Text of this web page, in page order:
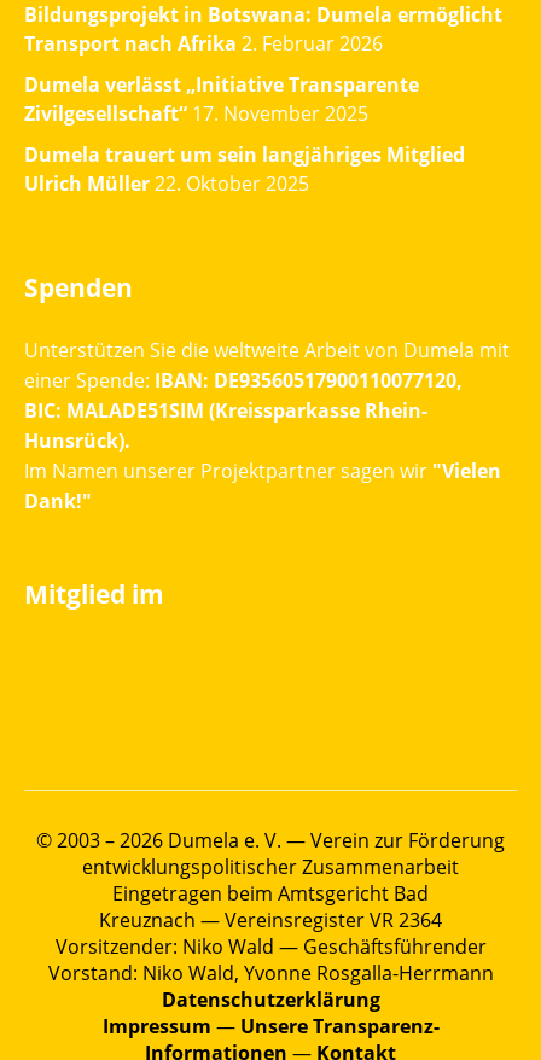
Bildungsprojekt in Botswana: Dumela ermöglicht
Transport nach Afrika 2. Februar 2026
Dumela verlässt „Initiative Transparente
Zivilgesellschaft“ 17. November 2025
Dumela trauert um sein langjähriges Mitglied
Ulrich Müller22. Oktober 2025
Spenden
Unterstützen Sie die weltweite Arbeit von Dumela mit
einer Spende: IBAN: DE93560517900110077120,
BIC: MALADE51SIM (Kreissparkasse Rhein-
Hunsrück).
Im Namen unserer Projektpartner sagen wir "Vielen
Dank!"
Mitglied im
© 2003 – 2026 Dumela e. V. — Verein zur Förderung
entwicklungspolitischer Zusammenarbeit
Eingetragen beim Amtsgericht Bad
Kreuznach — Vereinsregister VR 2364
Vorsitzender: Niko Wald — Geschäftsführender
Vorstand: Niko Wald, Yvonne Rosgalla-Herrmann
Datenschutzerklärung
Impressum — Unsere Transparenz-
Informationen — Kontakt